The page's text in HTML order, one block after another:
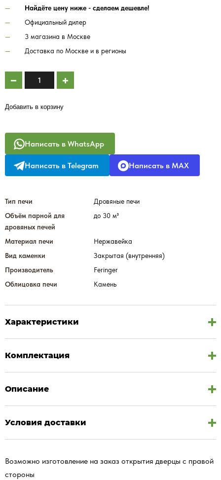
Найдёте цену ниже - сделаем дешевле!
Официальный дилер
3 магазина в Москве
Доставка по Москве и в регионы
Добавить в корзину
Написать в WhatsApp
Написать в Telegram Написать в MAX
Тип печи
Дровяные печи
Объём парной для
дровяных печей
до 30 м³
Материал печи
Нержавейка
Вид каменки
Закрытая (внутренняя)
Производитель
Feringer
Облицовка печи
Камень
Характеристики
Комплектация
Описание
Условия доставки
Возможно изготовление на заказ открытия дверцы с правой
стороны